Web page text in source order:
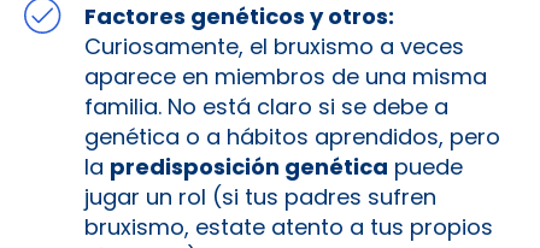
Factores genéticos y otros:
Curiosamente, el bruxismo a veces
aparece en miembros de una misma
familia. No está claro si se debe a
genética o a hábitos aprendidos, pero
la predisposición genética puede
jugar un rol (si tus padres sufren
bruxismo, estate atento a tus propios